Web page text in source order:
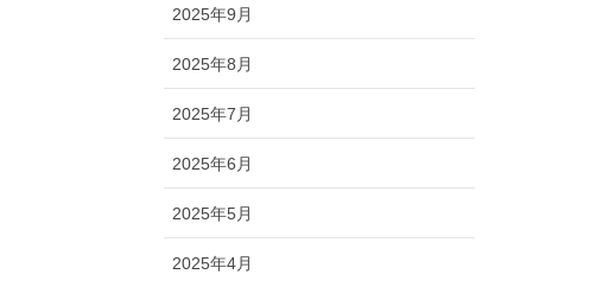
2025年9月
2025年8月
2025年7月
2025年6月
2025年5月
2025年4月